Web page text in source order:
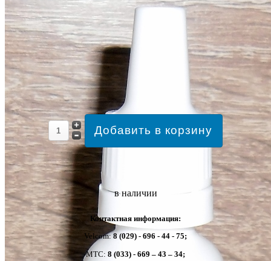
в наличии
Контактная информация:
Velcom:8 (029) - 696 - 44 - 75;
MTC: 8 (033) - 669 – 43 – 34;